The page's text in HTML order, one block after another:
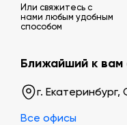
Или свяжитесь c
нами любым удобным
способом
Ближайший к вам
г.
Все офисы